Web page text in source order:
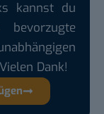
kannst du
Dank!